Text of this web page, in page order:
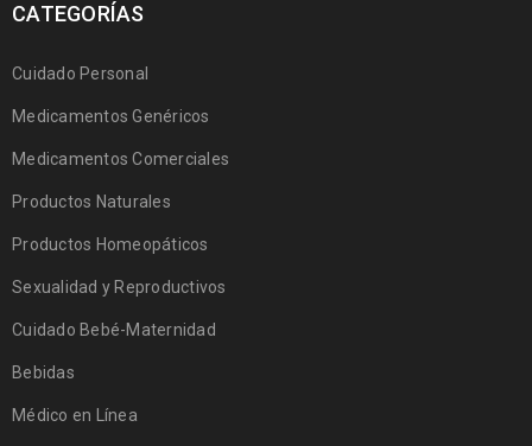
CATEGORÍAS
Cuidado Personal
Medicamentos Genéricos
Medicamentos Comerciales
Productos Naturales
Productos Homeopáticos
Sexualidad y Reproductivos
Cuidado Bebé-Maternidad
Bebidas
Médico en Línea